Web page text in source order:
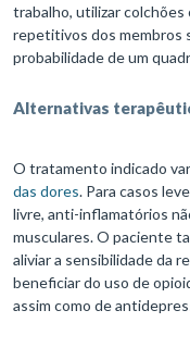
trabalho, utilizar
repetitivos dos membros
probabilidade de um
Alternativas
O tratamento indicado
das dores. Para casos
livre, anti-inflamatórios
musculares. O paciente
aliviar a sensibilidade da
beneficiar do uso de
assim como de